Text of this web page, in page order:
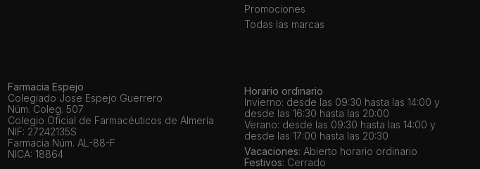
Promociones
Todas las marcas
Farmacia Espejo
Colegiado Jose Espejo Guerrero
Núm. Coleg. 507
Colegio Oficial de Farmacéuticos de Almería
NIF: 27242135S
Farmacia Núm. AL-88-F
NICA: 18864
Horario ordinario
Invierno: desde las 09:30 hasta las 14:00 y
desde las 16:30 hasta las 20:00
Verano: desde las 09:30 hasta las 14:00 y
desde las 17:00 hasta las 20:30
Vacaciones: Abierto horario ordinario
Festivos: Cerrado